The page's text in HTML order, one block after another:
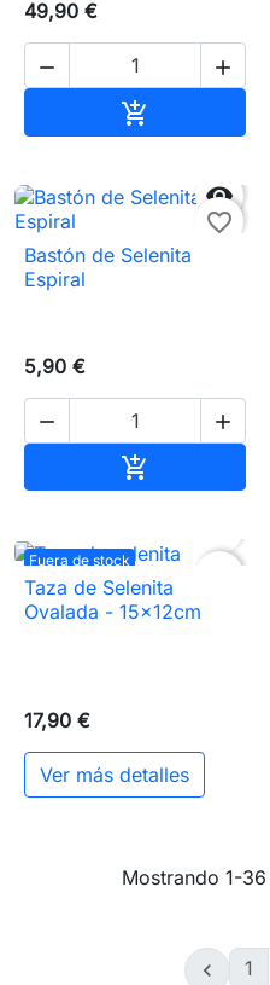
49,90 €
 


favorite_border
Bastón de Selenita
Espiral
5,90 €
 

Fuera de stock
Taza de Selenita
Ovalada - 15x12cm
17,90 €
Ver más detalles
Mostrando 1-
 1